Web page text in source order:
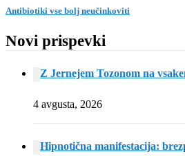
Antibiotiki vse bolj neučinkoviti
Novi prispevki
Z Jernejem Tozonom na
4 avgusta, 2026
Hipnotična manifestacija: